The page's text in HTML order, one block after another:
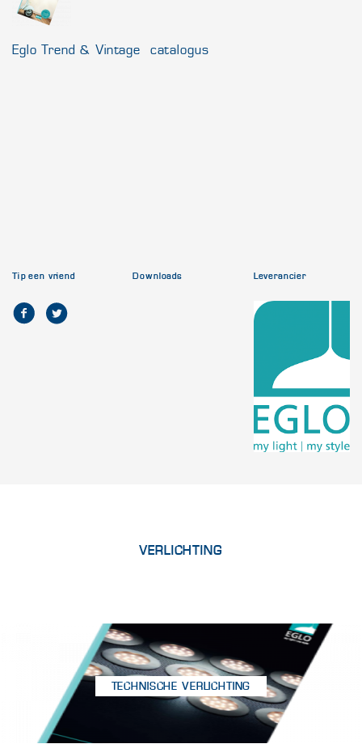
Eglo Trend & Vintage catalogus
Tip een vriend Downloads Leverancier
VERLICHTING
TECHNISCHE VERLICHTING